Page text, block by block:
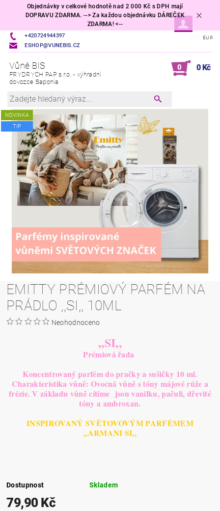
Objednávky v celkové hodnotě nad 2 000 Kč s DPH mají
DOPRAVU ZDARMA. --> Za každou objednávku DÁREČEK
ZDARMA! <--
+420724944397
ESHOP@VUNEBIS.CZ
EUR
Vůně BIS
FRYDRYCH PAP s.r.o. - výhradní
dovozce Saponia
0 0 Kč
NOVINKA
TIP
EMITTY PRÉMIOVÝ PARFÉM NA
PRÁDLO ,,SI,, 10ML
Neohodnoceno
,,SI,,
Prémiová řada
Koncentrovaný parfém do pračky a sušičky 10 ml.
Charakteristika vůně: Ovocná vůně s tóny májové růže a
frézie. V základu vůně cítíme jsou vanilku, pačuli, dřevité
tóny a ambroxan.
INSPIROVANÝ SVĚTOVOVÝM PARFÉMEM
,,ARMANI SI,,
Dostupnost Skladem
79,90 Kč